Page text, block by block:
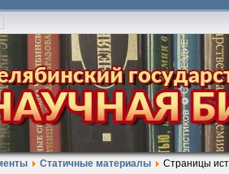
Статичные материалы
Страницы